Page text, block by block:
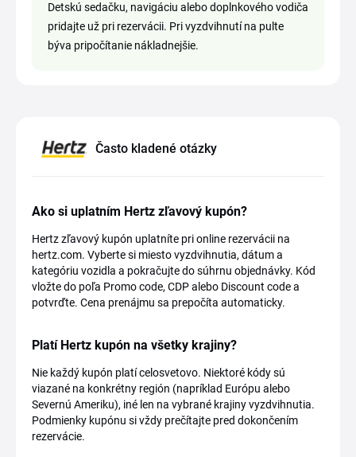
Detskú sedačku, navigáciu alebo doplnkového vodiča
pridajte už pri rezervácii. Pri vyzdvihnutí na pulte
býva pripočítanie nákladnejšie.
Často kladené otázky
Ako si uplatním Hertz zľavový kupón?
Hertz zľavový kupón uplatníte pri online rezervácii na
hertz.com. Vyberte si miesto vyzdvihnutia, dátum a
kategóriu vozidla a pokračujte do súhrnu objednávky. Kód
vložte do poľa Promo code, CDP alebo Discount code a
potvrďte. Cena prenájmu sa prepočíta automaticky.
Platí Hertz kupón na všetky krajiny?
Nie každý kupón platí celosvetovo. Niektoré kódy sú
viazané na konkrétny región (napríklad Európu alebo
Severnú Ameriku), iné len na vybrané krajiny vyzdvihnutia.
Podmienky kupónu si vždy prečítajte pred dokončením
rezervácie.